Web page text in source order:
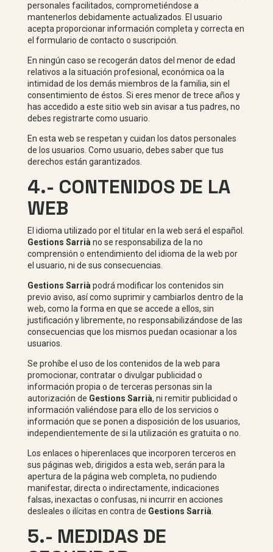
personales facilitados, comprometiéndose a
mantenerlos debidamente actualizados. El usuario
acepta proporcionar información completa y correcta en
el formulario de contacto o suscripción.
En ningún caso se recogerán datos del menor de edad
relativos a la situación profesional, económica oa la
intimidad de los demás miembros de la familia, sin el
consentimiento de éstos. Si eres menor de trece años y
has accedido a este sitio web sin avisar a tus padres, no
debes registrarte como usuario.
En esta web se respetan y cuidan los datos personales
de los usuarios. Como usuario, debes saber que tus
derechos están garantizados.
4.- CONTENIDOS DE LA
WEB
El idioma utilizado por el titular en la web será el español.
Gestions Sarrià no se responsabiliza de la no
comprensión o entendimiento del idioma de la web por
el usuario, ni de sus consecuencias.
Gestions Sarrià podrá modificar los contenidos sin
previo aviso, así como suprimir y cambiarlos dentro de la
web, como la forma en que se accede a ellos, sin
justificación y libremente, no responsabilizándose de las
consecuencias que los mismos puedan ocasionar a los
usuarios.
Se prohíbe el uso de los contenidos de la web para
promocionar, contratar o divulgar publicidad o
información propia o de terceras personas sin la
autorización de Gestions Sarrià, ni remitir publicidad o
información valiéndose para ello de los servicios o
información que se ponen a disposición de los usuarios,
independientemente de si la utilización es gratuita o no.
Los enlaces o hiperenlaces que incorporen terceros en
sus páginas web, dirigidos a esta web, serán para la
apertura de la página web completa, no pudiendo
manifestar, directa o indirectamente, indicaciones
falsas, inexactas o confusas, ni incurrir en acciones
desleales o ilícitas en contra de Gestions Sarrià
5.- MEDIDAS DE